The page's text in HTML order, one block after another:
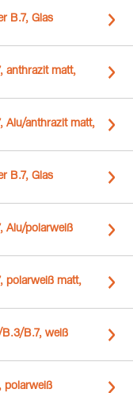
B.7, Glas
anthrazit matt,
Alu/anthrazit matt,
B.7, Glas
Alu/polarweiß
polarweiß matt,
B.3/B.7, weiß
polarweiß